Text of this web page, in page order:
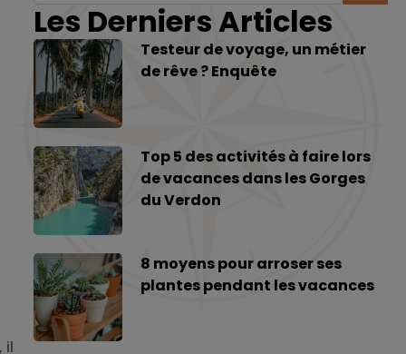
il
Les Derniers Articles
Testeur de voyage, un métier
de rêve ? Enquête
Top 5 des activités à faire lors
de vacances dans les Gorges
du Verdon
8 moyens pour arroser ses
plantes pendant les vacances